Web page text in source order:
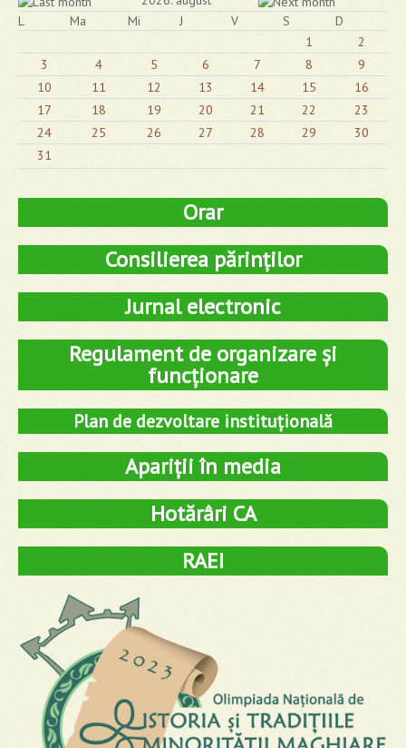
L
Ma Mi J V S
D
1
2
3
4 5 6 7 8
9
10
11 12 13 14 15
16
17
18 19 20 21 22
23
24
25 26 27 28 29
30
31
Orar
Consilierea părinților
Jurnal electronic
Regulament de organizare și
funcționare
Plan de dezvoltare instituțională
Apariții în media
Hotărâri CA
RAEI